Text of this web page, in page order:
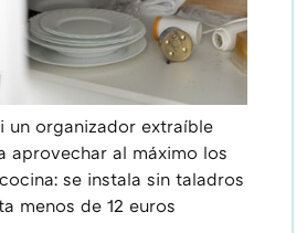
un organizador extraíble
aprovechar al máximo los
se instala sin taladros
menos de 12 euros